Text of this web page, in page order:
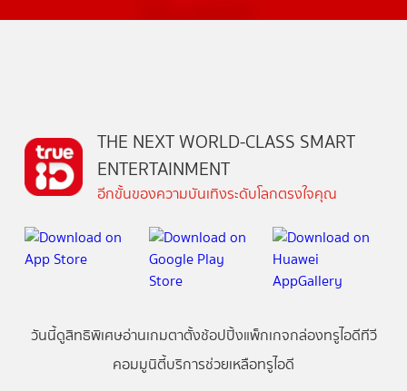
THE NEXT WORLD-CLASS SMART
ENTERTAINMENT
อีกขั้นของความบันเทิงระดับโลกตรงใจคุณ
วันนี้ดูสิทธิพิเศษอ่านเกมตาตั้งช้อปปิ้งแพ็กเกจกล่องทรูไอดีทีวี
คอมมูนิตี้บริการช่วยเหลือทรูไอดี